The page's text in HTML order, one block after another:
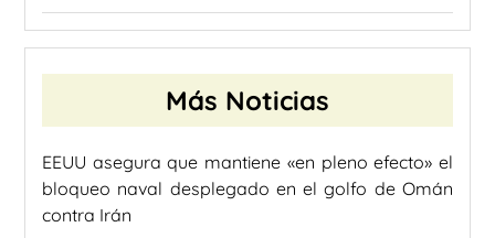
Más Noticias
EEUU asegura que mantiene «en pleno efecto» el
bloqueo naval desplegado en el golfo de Omán
contra Irán